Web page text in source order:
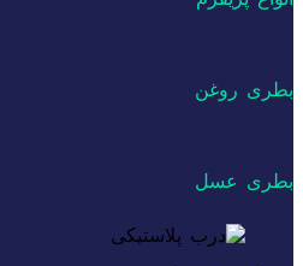
بطری روغن
بطری عسل